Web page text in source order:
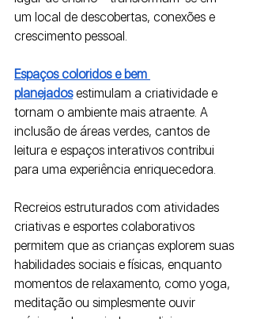
um local de descobertas, conexões e
crescimento pessoal.
Espaços coloridos e bem
planejados estimulam a criatividade e
tornam o ambiente mais atraente. A
inclusão de áreas verdes, cantos de
leitura e espaços interativos contribui
para uma experiência enriquecedora.
Recreios estruturados com atividades
criativas e esportes colaborativos
permitem que as crianças explorem suas
habilidades sociais e físicas, enquanto
momentos de relaxamento, como yoga,
meditação ou simplesmente ouvir